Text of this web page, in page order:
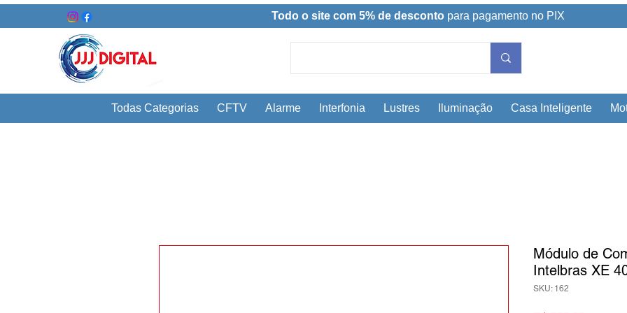
Todo o site com 5% de desconto para pagamento no PIX
Todas Categorias CFTV Alarme Interfonia Lustres Iluminação Casa Inteligente
Módulo de
Intelbras XE
SKU: 162